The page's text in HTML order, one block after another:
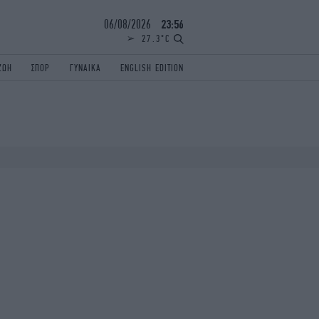
06/08/2026 23:56
27.3°C
ΣΠΟΡ ΓΥΝΑΙΚΑ ENGLISH EDITION